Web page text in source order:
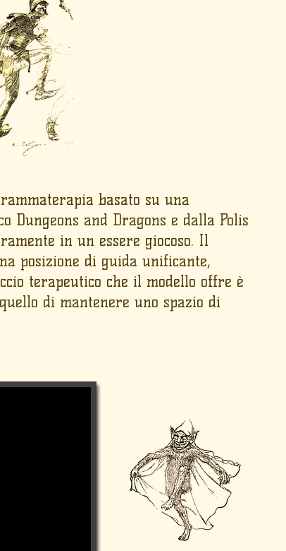
basato su una
and Dragons e dalla Polis
in un essere giocoso. Il
posizione di guida unificante,
terapeutico che il modello offre è
di mantenere uno spazio di